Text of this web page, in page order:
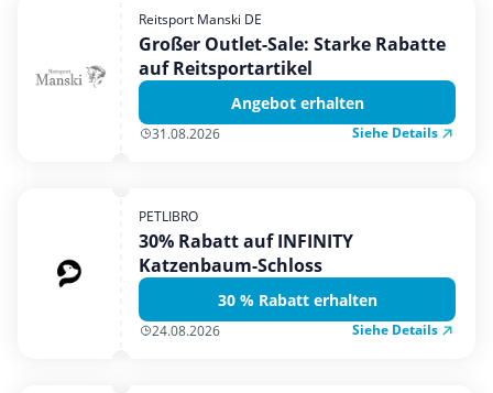
Urlaub & Reise
Reitsport Manski DE
Großer Outlet-Sale: Starke Rabatte
auf Reitsportartikel
Angebot erhalten
31.08.2026 Siehe Details
PETLIBRO
30% Rabatt auf INFINITY
Katzenbaum-Schloss
30 % Rabatt erhalten
24.08.2026 Siehe Details